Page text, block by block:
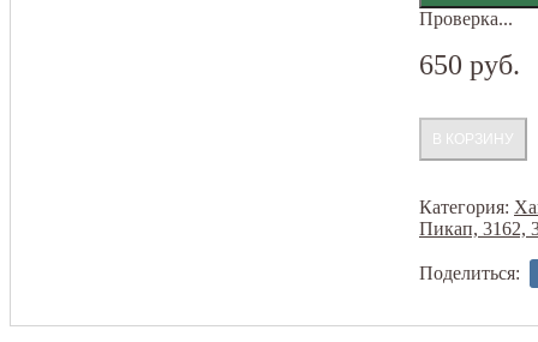
Проверка...
650 руб.
Категория:
Пикап, 3162,
Поделиться: